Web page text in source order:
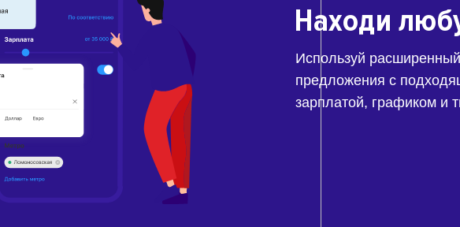
Находи
Используй
предложения с
зарплатой, графиком и